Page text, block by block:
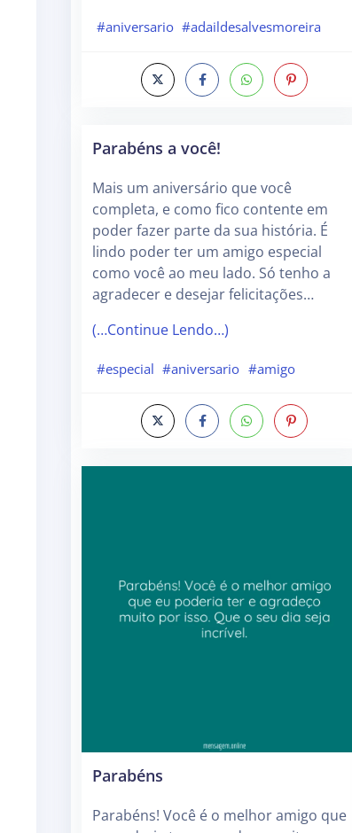
#aniversario #adaildesalvesmoreira
Parabéns a você!
Mais um aniversário que você
completa, e como fico contente em
poder fazer parte da sua história. É
lindo poder ter um amigo especial
como você ao meu lado. Só tenho a
agradecer e desejar felicitações…
(…Continue Lendo…)
#especial #aniversario #amigo
Parabéns
Parabéns! Você é o melhor amigo que